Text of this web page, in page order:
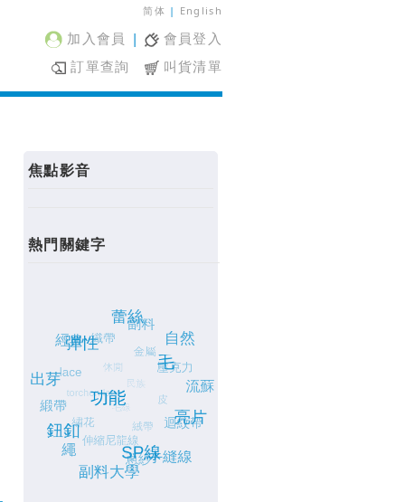
简体 | English
加入會員 |
會員登入
訂單查詢
叫貨清單
焦點影音
熱門關鍵字